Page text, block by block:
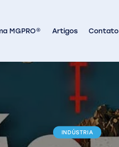
MGPRO® Artigos Contato
INDÚSTRIA